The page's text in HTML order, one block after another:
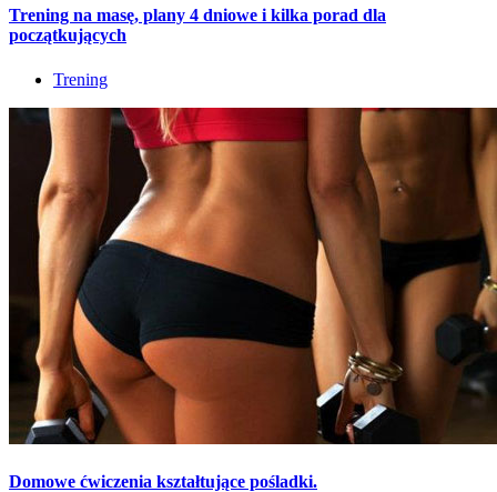
Trening na masę, plany 4 dniowe i kilka porad dla
początkujących
Trening
Domowe ćwiczenia kształtujące pośladki.